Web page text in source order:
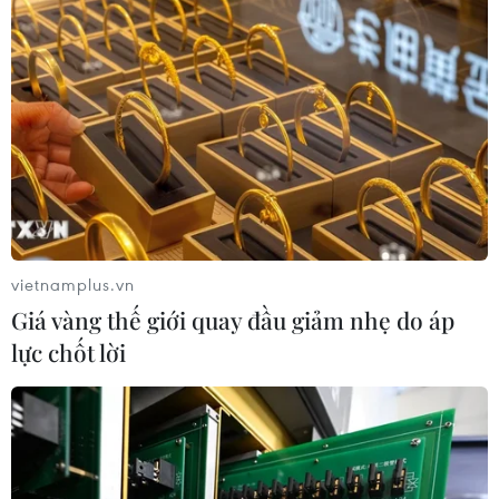
Khởi tố 16 đối tường trong
đường dây tổ chức đánh
bạc trực tuyến quy mô lớn
04/08/2026 09:30
Truy tố 2 cựu Viện trưởng
Viện Pháp y tâm thần
Trung ương cùng 63 bị can
04/08/2026 09:23
Xem thêm
CƠ QUAN CHỦ QUẢN: THÔNG TẤN XÃ VIỆT NAM
Tổng Biên tập: TRẦN TIẾN DUẨN
vietnamplus.vn
Giá vàng thế giới quay đầu giảm nhẹ do áp
lực chốt lời